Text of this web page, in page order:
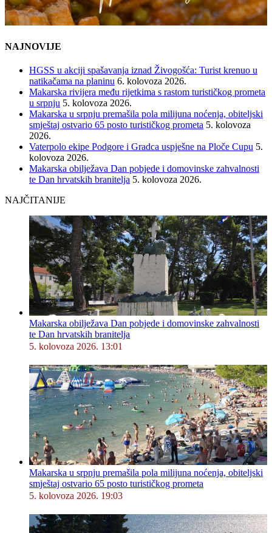
NAJNOVIJE
HGSS u akciji spašavanja iznad Živogošća: Turist krenuo u
natikačama na planinu 6. kolovoza 2026.
Makarska rivijera među rijetkima s rastom turističkog prometa
u srpnju 5. kolovoza 2026.
Makarska u srpnju premašila pola milijuna noćenja, obiteljski
smještaj ostvario 65 posto turističkog prometa 5. kolovoza
2026.
Vaterpolo ekipe Podgore i Gradca uspješne na Ploče Cupu 5.
kolovoza 2026.
Makarska obilježava Dan pobjede i domovinske zahvalnosti
te Dan hrvatskih branitelja 5. kolovoza 2026.
NAJČITANIJE
Makarska obilježava Dan pobjede i domovinske zahvalnosti
te Dan hrvatskih branitelja
5. kolovoza 2026. 13:01
Makarska u srpnju premašila pola milijuna noćenja, obiteljski
smještaj ostvario 65 posto turističkog prometa
5. kolovoza 2026. 19:03